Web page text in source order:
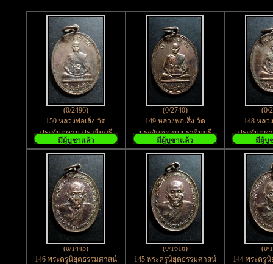
(0/2496)
150 หลวงพ่อเส็ง วัด
ประจันตคาม ปราจีนบุรี
มีผู้บูชาแล้ว
(0/2740)
149 หลวงพ่อเส็ง วัด
ประจันตคาม ปราจีนบุรี
มีผู้บูชาแล้ว
(0/
148 หลว
ประจันตค
มีผู้บู
(0/1445)
146 พระครูนิยุตธรรมศาสน์
(0/1616)
145 พระครูนิยุตธรรมศาสน์
(0/
144 พระครู